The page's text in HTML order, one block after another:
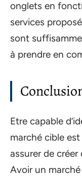
onglets en
services
sont
à prendre en
Etre capable
marché cible
assurer de
Avoir un